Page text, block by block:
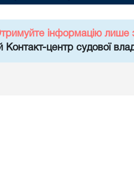
інформацію лише
Контакт-центр судової